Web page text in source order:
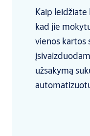
Kaip
kad jie
vienos kartos
užsakymą